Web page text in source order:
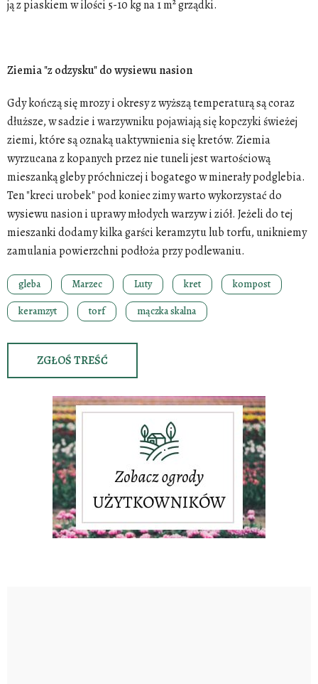
ją z piaskiem w ilości 5-10 kg na1 m² grządki.
Ziemia "z odzysku" do wysiewu nasion
Gdy kończą się mrozy i okresy z wyższą temperaturą są coraz
dłuższe, w sadzie i warzywniku pojawiają się kopczyki świeżej
ziemi, które są oznaką uaktywnienia się kretów. Ziemia
wyrzucana z kopanych przez nie tuneli jest wartościową
mieszanką gleby próchniczej i bogatego w minerały podglebia.
Ten "kreci urobek" pod koniec zimy warto wykorzystać do
wysiewu nasion i uprawy młodych warzyw i ziół. Jeżeli do tej
mieszanki dodamy kilka garści keramzytu lub torfu, unikniemy
zamulania powierzchni podłoża przy podlewaniu.
gleba Marzec Luty kret
kompost
keramzyt
torf mączka skalna
ZGŁOŚ TREŚĆ